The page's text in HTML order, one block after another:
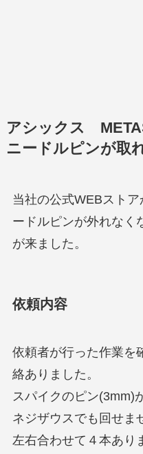
アシックス
ニードルピンが取
当社の公式WEBスト
ードルピンが外れなく
が来ました。
依頼内容
依頼者が行った作業を
絡ありました。
スパイクのピン(3mm)
ネジザウスでも回せま
左右合わせて４本あり